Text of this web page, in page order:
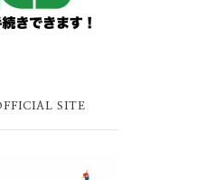
SITE